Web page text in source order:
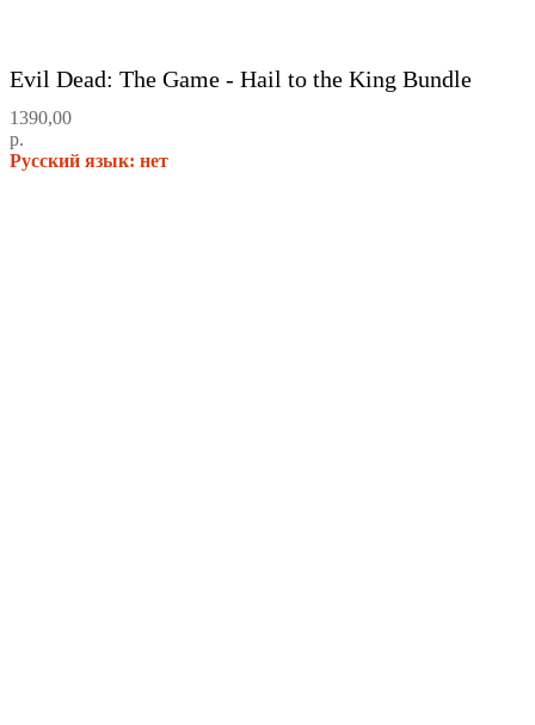
Evil Dead: The Game - Hail to the King Bundle
1390,00
р.
Русский язык: нет